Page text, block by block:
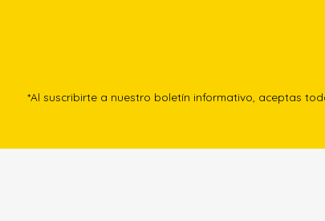
*Al suscribirte a nuestro boletín informativo, aceptas